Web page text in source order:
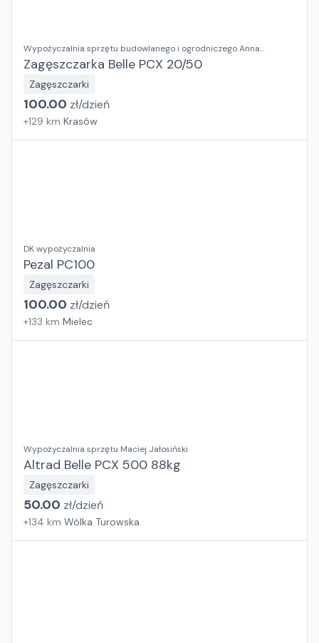
Wypożyczalnia sprzętu budowlanego i ogrodniczego Anna
Kosieradzka
Zagęszczarka Belle PCX 20/50
Zagęszczarki
100.00 zł/dzień
+129 km Krasów
DK wypożyczalnia
Pezal PC100
Zagęszczarki
100.00 zł/dzień
+133 km Mielec
Wypożyczalnia sprzętu Maciej Jałosiński
Altrad Belle PCX 500 88kg
Zagęszczarki
50.00 zł/dzień
+134 km Wólka Turowska